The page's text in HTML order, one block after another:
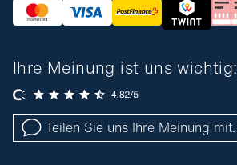
Ihre Meinung ist uns wichtig:
Teilen Sie uns Ihre Meinung mit.